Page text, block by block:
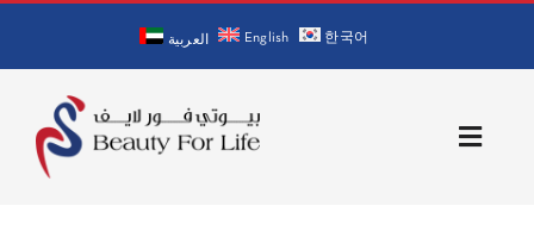
content
العربية English 한국어
Toggle